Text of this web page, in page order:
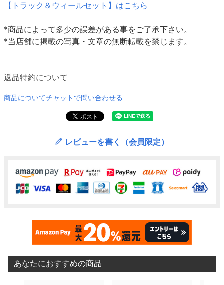
【トラック＆ウィールセット】はこちら
*商品によって多少の誤差がある事をご了承下さい。
*当店舗に掲載の写真・文章の無断転載を禁じます。
返品特約について
商品についてチャットで問い合わせる
レビューを書く（会員限定）
あなたにおすすめの商品